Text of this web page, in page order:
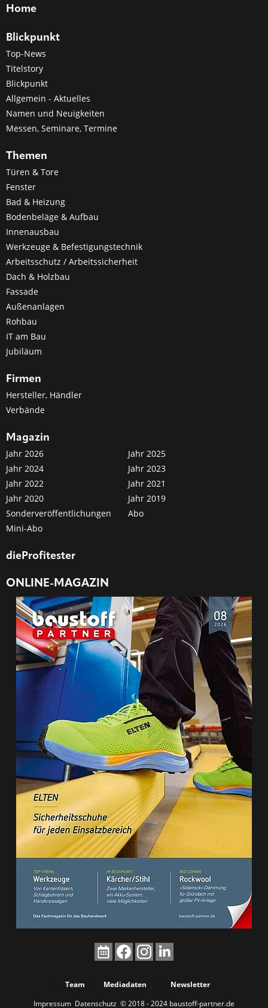
Home
Blickpunkt
Top-News
Titelstory
Blickpunkt
Allgemein - Aktuelles
Namen und Neuigkeiten
Messen, Seminare, Termine
Themen
Türen & Tore
Fenster
Bad & Heizung
Bodenbeläge & Aufbau
Innenausbau
Werkzeuge & Befestigungstechnik
Arbeitsschutz / Arbeitssicherheit
Dach & Holzbau
Fassade
Außenanlagen
Rohbau
IT am Bau
Jubiläum
Firmen
Hersteller, Händler
Verbände
Magazin
Jahr 2026
Jahr 2025
Jahr 2024
Jahr 2023
Jahr 2022
Jahr 2021
Jahr 2020
Jahr 2019
Sonderveröffentlichungen
Abo
Mini-Abo
dieProfitester
ONLINE-MAGAZIN
Team Mediadaten
Newsletter
Impressum Datenschutz © 2018 - 2024 baustoff-partner.de